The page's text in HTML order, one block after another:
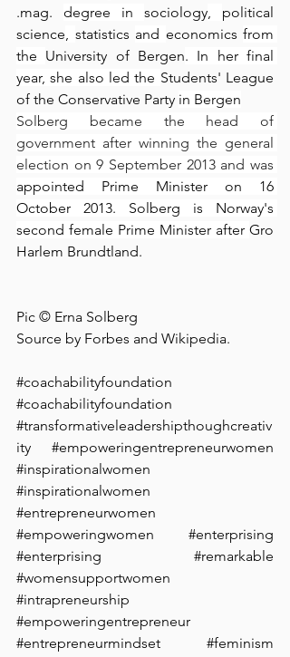
.mag.
degree in sociology, political
science, statistics and economics from
the University of Bergen. In her final
year, she also led the Students' League
of the Conservative Party in Bergen
Solberg became the head of
government after winning the general
appointed Prime Minister on 16
October 2013. Solberg is Norway's
second female Prime Minister after Gro
Harlem Brundtland.
Pic © Erna Solberg
Source by Forbes and Wikipedia.
#coachabilityfoundation
#coachabilityfoundation
#transformativeleadershipthoughcreativ
ity
#empoweringentrepreneurwomen
#inspirationalwomen
#inspirationalwomen
#entrepreneurwomen
#empoweringwomen
#enterprising
#enterprising
#remarkable
#womensupportwomen
#intrapreneurship
#empoweringentrepreneur
#entrepreneurmindset
#feminism